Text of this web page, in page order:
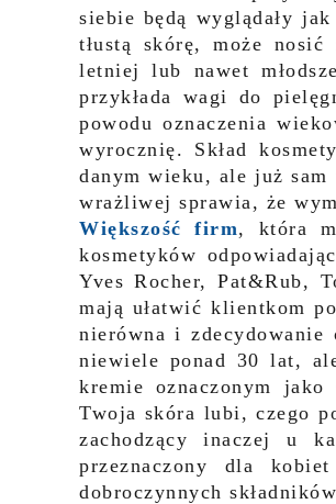
siebie będą wyglądały
tłustą skórę, może
letniej lub nawet
przykłada wagi do
powodu oznaczenia
wyrocznię. Skład
danym wieku, ale już
wrażliwej sprawia, że
Większość firm, która
kosmetyków
Yves Rocher, Pat&Rub,
mają ułatwić klientkom
nierówna i zdecydowanie
niewiele ponad 30 lat,
kremie oznaczonym
Twoja skóra lubi, czego
zachodzący inaczej u
przeznaczony dla
dobroczynnych